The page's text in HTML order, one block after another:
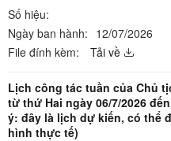
Số hiệu:
Ngày ban hành: 12/07/2026
File đính kèm:
Tải về
Lịch công tác tuần của Chủ
từ thứ Hai ngày 06/7/2026
ý: đây là lịch dự kiến, có thể
hình thực tế)